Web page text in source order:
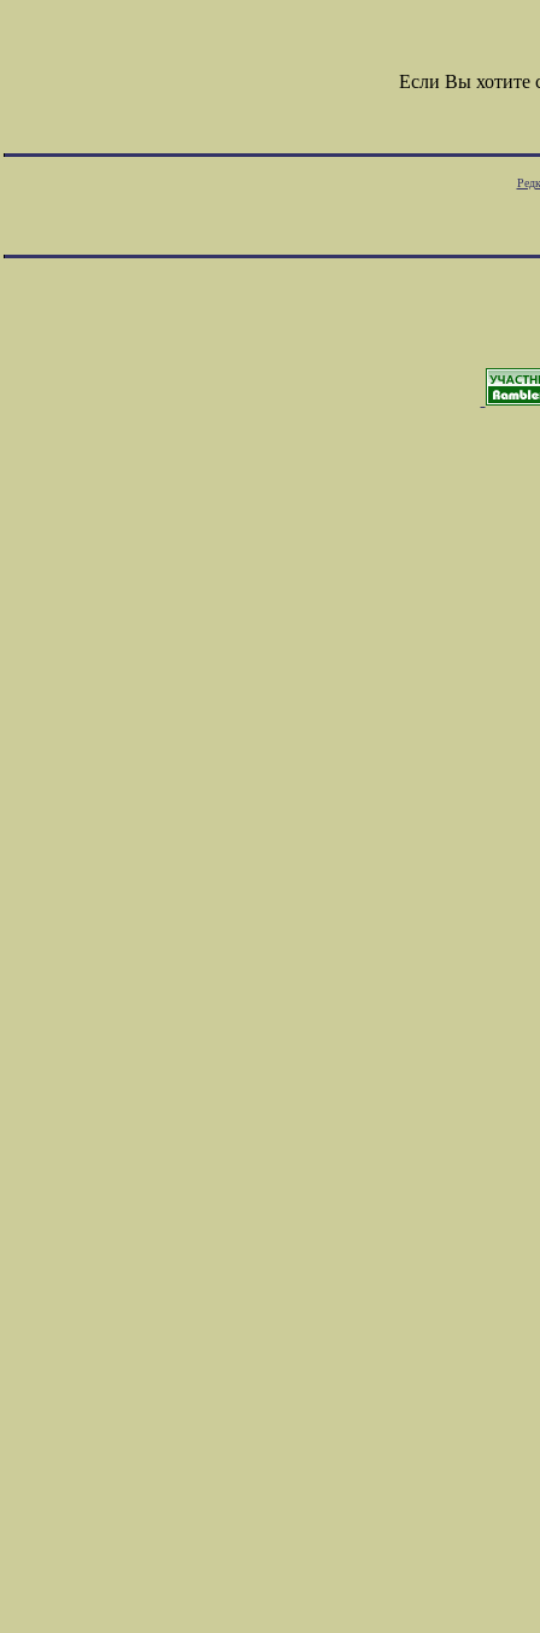
Если Вы хотите